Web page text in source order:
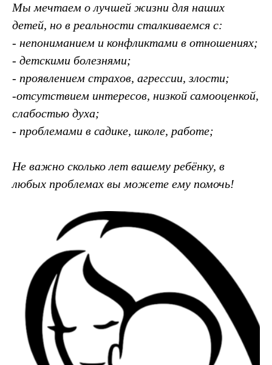
Мы мечтаем о лучшей жизни для наших
детей, но в реальности сталкиваемся с:
- непониманием и конфликтами в отношениях;
- детскими болезнями;
- проявлением страхов, агрессии, злости;
-отсутствием интересов, низкой самооценкой,
слабостью духа;
- проблемами в садике, школе, работе;
Не важно сколько лет вашему ребёнку, в
любых проблемах вы можете ему помочь!